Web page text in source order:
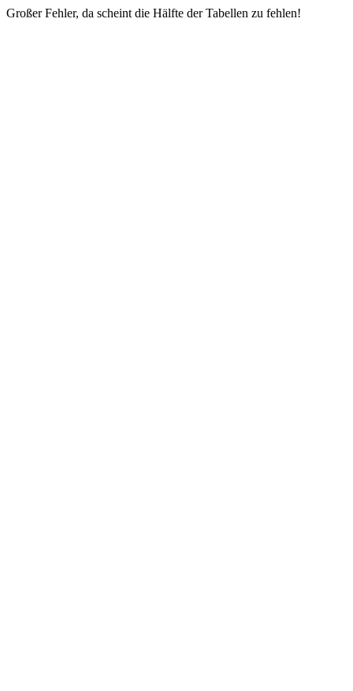
Großer Fehler, da scheint die Hälfte der Tabellen zu fehlen!